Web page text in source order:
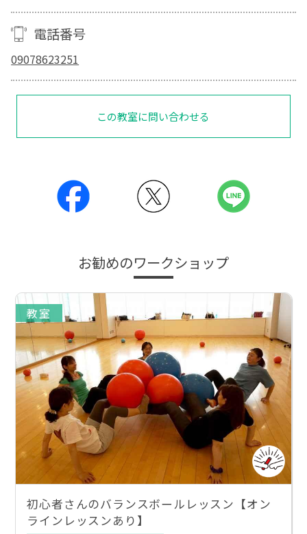
電話番号
09078623251
この教室に問い合わせる
お勧めのワークショップ
教室
初心者さんのバランスボールレッスン【オン
ラインレッスンあり】